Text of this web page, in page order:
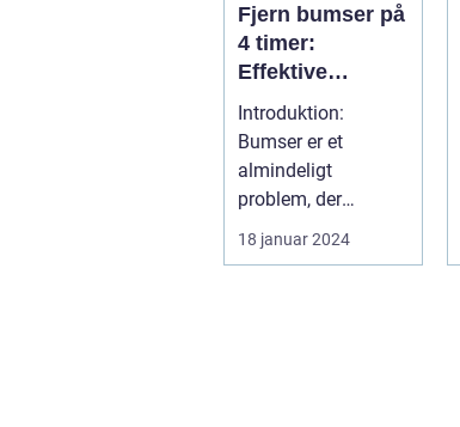
Fjern bumser på
4 timer:
Effektive
metoder og
vigtige
oplysninger
Introduktion:
Bumser er et
almindeligt
problem, der
påvirker mange
mennesker, især
18 januar 2024